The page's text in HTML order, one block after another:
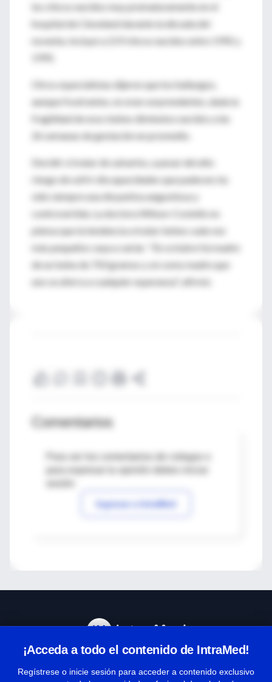
los chicos nacidos muy prematuramente en el
hospital de Cleveland durante la década del
noventa. Incluyó a 219 chicos nacidos entre 1992 y
Otros especialistas dijeron que los hallazgos,
aunque frustrantes, no eran sorprendentes, dada la
fragilidad de esos bebes diminutos nacidos a las
26 semanas de gestación en promedio.
Decidir si tratar de salvarlos, a pesar del alto
riesgo de sufrir discapacidades que padecen, ha
sido siempre una disyuntiva angustiosa y
controvertida. La doctora Wilson-Costello no
piensa que la tendencia a tratar bebes cada vez
más pequeños vaya a variar: "En octubre fui madre
de un bebe de 750 gramos y sé como madre que
uno se aferra a cualquier esperanza", afirmó.
Comentarios
Para ver los comentarios de colegas o
Ingresar a IntraMed
¡Acceda a todo el contenido de IntraMed!
Regístrese o inicie sesión para acceder a contenido exclusivo